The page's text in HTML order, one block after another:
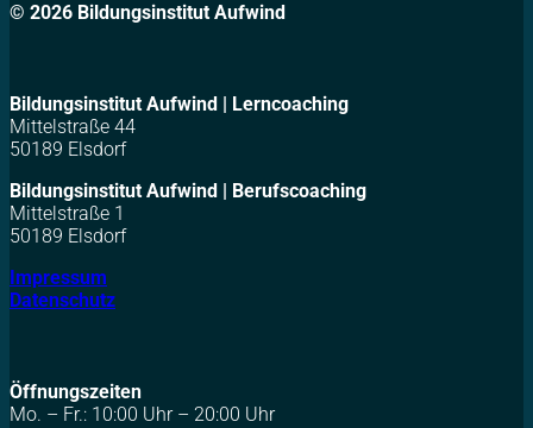
© 2026 Bildungsinstitut Aufwind
Bildungsinstitut Aufwind | Lerncoaching
Mittelstraße 44
50189 Elsdorf
Bildungsinstitut Aufwind | Berufscoaching
Mittelstraße 1
50189 Elsdorf
Impressum
Datenschutz
Öffnungszeiten
Mo. – Fr.: 10:00 Uhr – 20:00 Uhr